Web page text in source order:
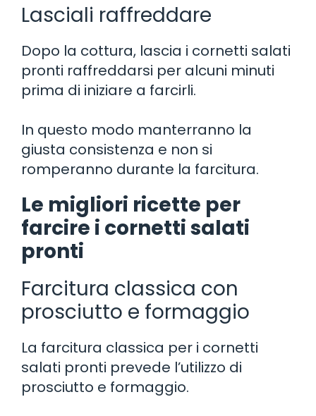
Lasciali raffreddare
Dopo la cottura, lascia i cornetti salati
pronti raffreddarsi per alcuni minuti
prima di iniziare a farcirli.
In questo modo manterranno la
giusta consistenza e non si
romperanno durante la farcitura.
Le migliori ricette per
farcire i cornetti salati
pronti
Farcitura classica con
prosciutto e formaggio
La farcitura classica per i cornetti
salati pronti prevede l’utilizzo di
prosciutto e formaggio.